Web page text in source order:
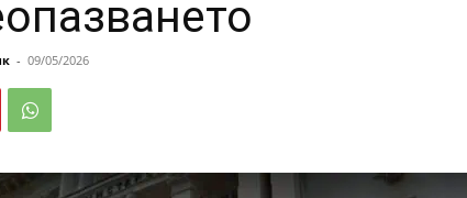
- 09/05/2026